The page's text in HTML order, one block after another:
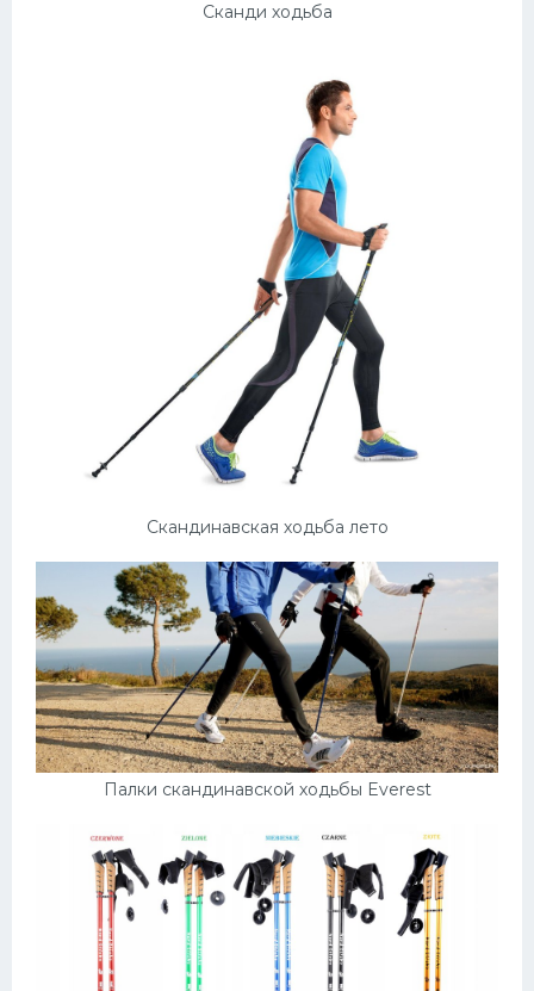
Сканди ходьба
Скандинавская ходьба лето
Палки скандинавской ходьбы Everest